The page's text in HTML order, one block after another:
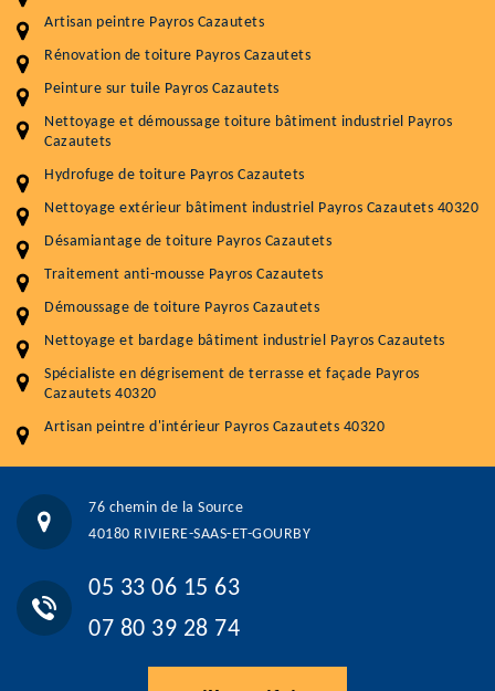
Artisan peintre Payros Cazautets
Rénovation de toiture Payros Cazautets
Peinture sur tuile Payros Cazautets
Nettoyage et démoussage toiture bâtiment industriel Payros
Cazautets
Hydrofuge de toiture Payros Cazautets
Nettoyage extérieur bâtiment industriel Payros Cazautets 40320
Désamiantage de toiture Payros Cazautets
Traitement anti-mousse Payros Cazautets
Démoussage de toiture Payros Cazautets
Nettoyage et bardage bâtiment industriel Payros Cazautets
Spécialiste en dégrisement de terrasse et façade Payros
Cazautets 40320
Artisan peintre d'intérieur Payros Cazautets 40320
76 chemin de la Source
40180 RIVIERE-SAAS-ET-GOURBY
05 33 06 15 63
07 80 39 28 74
Entretenir votre toiture, c'est préserver sa
durabilité
Plus de 15 ans d'expérience en couverture et facade
Service
Nettoyageb toiture
Démoussage toiture
Traitement hydrofuge toiture
Artisant local recommander
76 chemin de la Source 40180 RIVIERE-SAAS-ET-GOURBY